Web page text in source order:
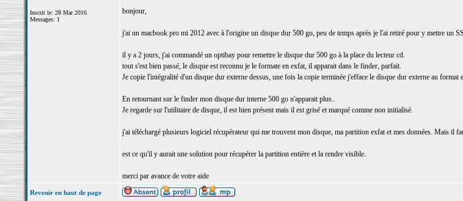
Inscrit le: 28 Mar 2016
Messages: 1
bonjour,
j'ai un macbook pro mi 2012 avec à l'origine un disque dur 500 go, peu de temps après je l'ai retiré pour y mettre un
il y a 2 jours, j'ai commandé un optibay pour remettre le disque dur 500 go à la place du lecteur cd.
tout s'est bien passé, le disque est reconnu je le formate en exfat, il apparait dans le finder, parfait.
Je copie l'intégralité d'un disque dur externe dessus, une fois la copie terminée j'efface le disque dur externe au format
En retournant sur le finder mon disque dur interne 500 go n'apparait plus..
Je regarde sur l'utilitaire de disque, il est bien présent mais il est grisé et marqué comme non initialisé.
j'ai téléchargé plusieurs logiciel récupérateur qui me trouvent mon disque, ma partition exfat et mes données. Mais il
est ce qu'il y aurait une solution pour récupérer la partition entière et la rendre visible.
merci par avance de votre aide
Revenir en haut de page